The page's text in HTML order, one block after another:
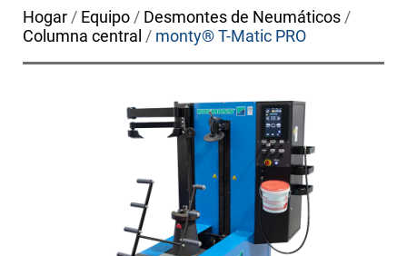
Hogar/ Equipo/ Desmontes de Neumáticos/
Columna central / monty® T-Matic PRO